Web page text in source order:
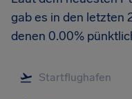
gab es in den letzten
denen 0.00%